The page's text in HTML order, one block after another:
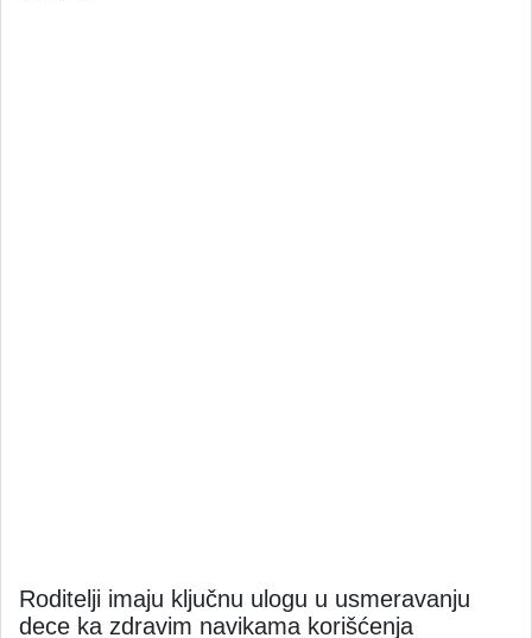
Roditelji imaju ključnu ulogu u usmeravanju
dece ka zdravim navikama korišćenja